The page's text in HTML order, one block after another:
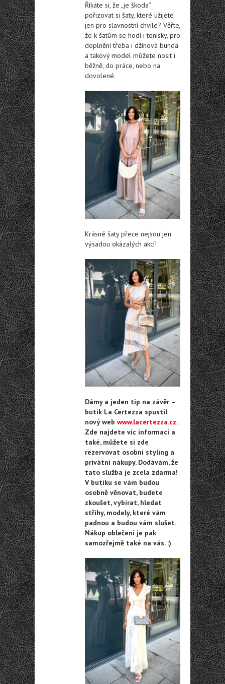
Říkáte si, že „je škoda“
pořizovat si šaty, které užijete
jen pro slavnostní chvíle? Věřte,
že k šatům se hodí i tenisky, pro
doplnění třeba i džínová bunda
a takový model můžete nosit i
běžně, do práce, nebo na
dovolené.
Krásné šaty přece nejsou jen
výsadou okázalých akcí!
Dámy a jeden tip na závěr –
butik La Certezza spustil
nový web www.lacertezza.cz.
Zde najdete víc informací a
také, můžete si zde
rezervovat osobní styling a
privátní nákupy. Dodávám, že
tato služba je zcela zdarma!
V butiku se vám budou
osobně věnovat, budete
zkoušet, vybírat, hledat
střihy, modely, které vám
padnou a budou vám slušet.
Nákup oblečení je pak
samozřejmě také na vás. :)